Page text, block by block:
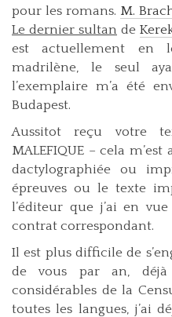
pour les romans. M.
Le dernier sultan de
est actuellement en
madrilène, le seul
l’exemplaire m’a été
Budapest.
Aussitot reçu votre
MALEFIQUE – cela m’est
dactylographiée ou
épreuves ou le texte
l’éditeur que j’ai en
contrat correspondant.
Il est plus difficile de
de vous par an,
considérables de la
toutes les langues, j’ai